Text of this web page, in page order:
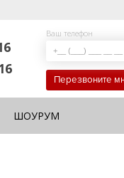
Ваш телефон
Перезвоните
ШОУРУМ